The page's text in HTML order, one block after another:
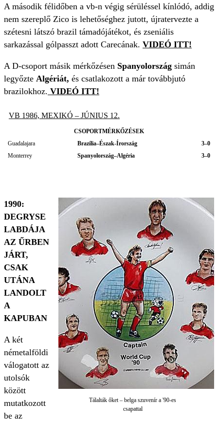
A második félidőben a vb-n végig sérüléssel kínlódó, addig
nem szereplő Zico is lehetőséghez jutott, újratervezte a
szétesni látszó brazil támadójátékot, és zseniális
sarkazással gólpasszt adott Carecának. VIDEÓ ITT!
A D-csoport másik mérkőzésen Spanyolország simán
legyőzte Algériát, és csatlakozott a már továbbjutó
brazilokhoz. VIDEÓ ITT!
CSOPORTMÉRKŐZÉSEK
Guadalajara
Brazília–Észak-Írország
3–0
Monterrey
Spanyolország–Algéria 3–0
VB 1986, MEXIKÓ – JÚNIUS 12.
Tálalták őket – belga szuvenír a '90-es
csapattal
1990:
DEGRYSE
LABDÁJA
AZ ŰRBEN
JÁRT,
CSAK
UTÁNA
LANDOLT
A
KAPUBAN
A két
németalföldi
válogatott az
utolsók
között
mutatkozott
be az